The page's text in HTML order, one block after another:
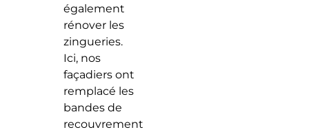
également
rénover les
zingueries.
Ici, nos
façadiers ont
remplacé les
bandes de
recouvrement